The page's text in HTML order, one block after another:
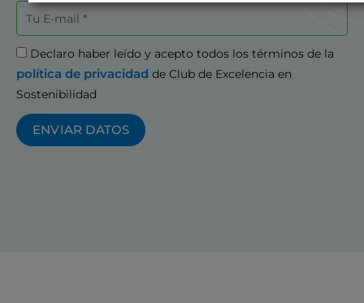
Correo
electrónico
Aceptación
Declaro haber leído y acepto todos los términos de la
política de privacidad de Club de Excelencia en
Sostenibilidad
ENVIAR DATOS